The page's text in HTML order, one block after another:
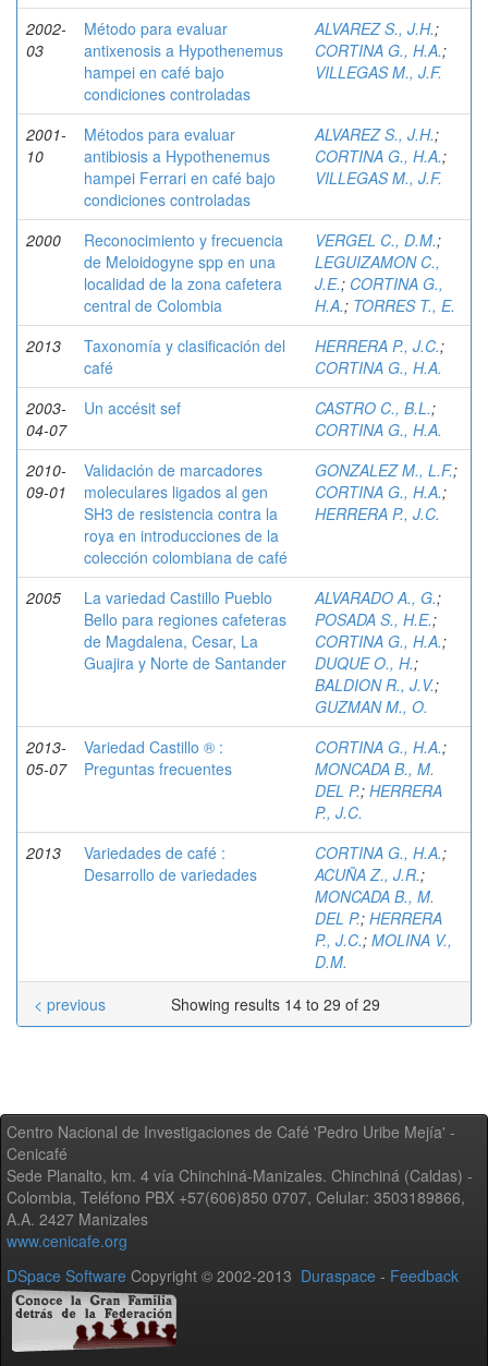
2002-
03
Método para evaluar
antixenosis a Hypothenemus
hampei en café bajo
condiciones controladas
ALVAREZ S., J.H.;
CORTINA G., H.A.;
VILLEGAS M., J.F.
2001-
10
Métodos para evaluar
antibiosis a Hypothenemus
hampei Ferrari en café bajo
condiciones controladas
ALVAREZ S., J.H.;
CORTINA G., H.A.;
VILLEGAS M., J.F.
2000
Reconocimiento y frecuencia
de Meloidogyne spp en una
localidad de la zona cafetera
central de Colombia
VERGEL C., D.M.;
LEGUIZAMON C.,
J.E.; CORTINA G.,
H.A.; TORRES T., E.
2013
Taxonomía y clasificación del
café
HERRERA P., J.C.;
CORTINA G., H.A.
2003-
04-07
Un accésit sef CASTRO C., B.L.;
CORTINA G., H.A.
2010-
09-01
Validación de marcadores
moleculares ligados al gen
SH3 de resistencia contra la
roya en introducciones de la
colección colombiana de café
GONZALEZ M., L.F.;
CORTINA G., H.A.;
HERRERA P., J.C.
2005
La variedad Castillo Pueblo
Bello para regiones cafeteras
de Magdalena, Cesar, La
Guajira y Norte de Santander
ALVARADO A., G.;
POSADA S., H.E.;
CORTINA G., H.A.;
DUQUE O., H.;
BALDION R., J.V.;
GUZMAN M., O.
2013-
05-07
Variedad Castillo ® :
Preguntas frecuentes
CORTINA G., H.A.;
MONCADA B., M.
DEL P.; HERRERA
P., J.C.
2013
Variedades de café :
Desarrollo de variedades
CORTINA G., H.A.;
ACUÑA Z., J.R.;
MONCADA B., M.
DEL P.; HERRERA
P., J.C.; MOLINA V.,
D.M.
Showing results 14 to 29 of 29
< previous
Centro Nacional de Investigaciones de Café 'Pedro Uribe Mejía' -
Cenicafé
Sede Planalto, km. 4 vía Chinchiná-Manizales. Chinchiná (Caldas) -
Colombia, Teléfono PBX +57(606)850 0707, Celular: 3503189866,
A.A. 2427 Manizales
www.cenicafe.org
DSpace Software Copyright © 2002-2013 Duraspace - Feedback